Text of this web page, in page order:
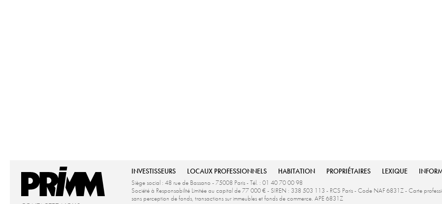
INVESTISSEURS LOCAUX PROFESSIONNELS HABITATION PROPRIÉTAIRES LEXIQUE
Siège social : 48 rue de Bassano - 75008 Paris - Tél. : 01 40 70 00 98
Société à Responsabilité Limitée au capital de 77 000 € - SIREN : 338 503 113 - RCS Paris - Code NAF 6831Z - Carte
sans perception de fonds, transactions sur immeubles et fonds de commerce. APE 6831Z